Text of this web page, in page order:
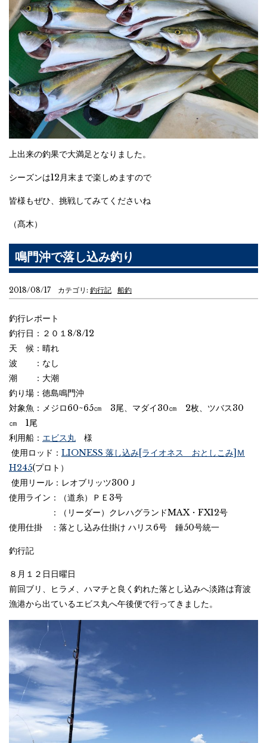
上出来の釣果で大満足となりました。
シーズンは12月末まで楽しめますので
皆様もぜひ、挑戦してみてくださいね
（髙木）
鳴門沖で落し込み釣り
2018/08/17 カテゴリ: 釣行記 船釣
釣行レポート
釣行日：２０１8/8/12
天 候：晴れ
波 ：なし
潮 ：大潮
釣り場：徳島鳴門沖
対象魚：メジロ60~65㎝ 3尾、マダイ30㎝ 2枚、ツバス30
㎝ 1尾
利用船： エビス丸 様
使用ロッド： LIONESS 落し込み[ライオネス おとしこみ]Ｍ
H245(プロト）
使用リール：レオブリッツ300Ｊ
使用ライン：（道糸）ＰＥ3号
：（リーダー）クレハグランドMAX・FX12号
使用仕掛 ：落とし込み仕掛け ハリス6号 錘50号統一
釣行記
８月１２日日曜日
前回ブリ、ヒラメ、ハマチと良く釣れた落とし込みへ淡路は育波
漁港から出ているエビス丸へ午後便で行ってきました。